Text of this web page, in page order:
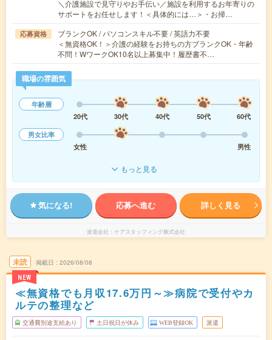
＼介護施設で見守りやお手伝い／施設を利用するお年寄りの
サポートをお任せします！＜具体的には…＞・お掃…
応募資格
ブランクOK / パソコンスキル不要 / 英語力不要
＜無資格OK！＞介護の経験をお持ちの方ブランクOK・年齢
不問！WワークOK10名以上募集中！履歴書不…
職場の雰囲気
年齢層
20代
30代 40代 50代
60代
男女比率
女性
男性
もっと見る
気になる! 応募へ進む 詳しく見る
派遣会社 ケアスタッフィング株式会社
未読
NEW
掲載日 2026/08/08
≪無資格でも月収17.6万円～≫病院で受付やカ
ルテの整理など
交通費別途支給あり 土日祝日が休み WEB登録OK 派遣